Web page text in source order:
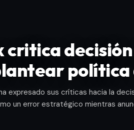
critica
política
expresado sus críticas hacia la
un error estratégico mientras